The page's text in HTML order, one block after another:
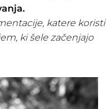
katere koristi
ki šele začenjajo